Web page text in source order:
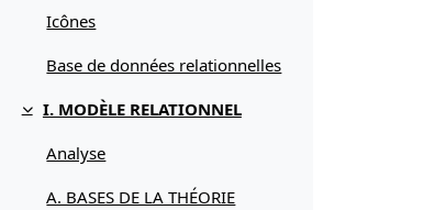
Icônes
Base de données relationnelles
Replier
I. MODÈLE RELATIONNEL
Analyse
A. BASES DE LA THÉORIE